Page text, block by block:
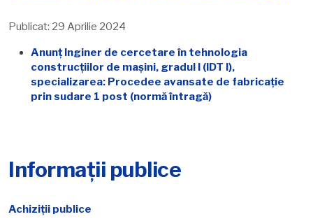
Publicat: 29 Aprilie 2024
Anunț Inginer de cercetare în tehnologia
construcțiilor de mașini, gradul I (IDT I),
specializarea: Procedee avansate de fabricație
prin sudare 1 post (normă întragă)
Informații publice
Achiziții publice